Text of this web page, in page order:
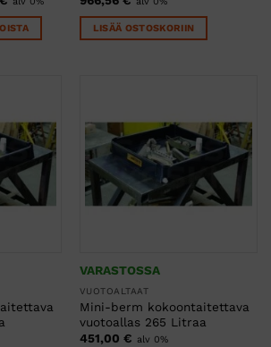
-
940,00 €
LISÄÄ OSTOSKORIIN
VARASTOSSA
VUOTOALTAAT
Mini-berm kokoontaitettava
vuotoallas 265 Litraa
451,00 € alv 0%